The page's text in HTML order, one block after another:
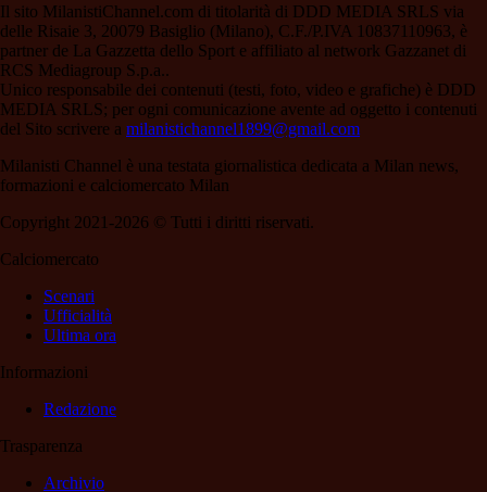
Il sito MilanistiChannel.com di titolarità di DDD MEDIA SRLS via
delle Risaie 3, 20079 Basiglio (Milano), C.F./P.IVA 10837110963, è
partner de La Gazzetta dello Sport e affiliato al network Gazzanet di
RCS Mediagroup S.p.a..
Unico responsabile dei contenuti (testi, foto, video e grafiche) è DDD
MEDIA SRLS; per ogni comunicazione avente ad oggetto i contenuti
del Sito scrivere a milanistichannel1899@gmail.com
Milanisti Channel è una testata giornalistica dedicata a Milan news,
formazioni e calciomercato Milan
Copyright 2021-2026 © Tutti i diritti riservati.
Calciomercato
Scenari
Ufficialità
Ultima ora
Informazioni
Redazione
Trasparenza
Archivio